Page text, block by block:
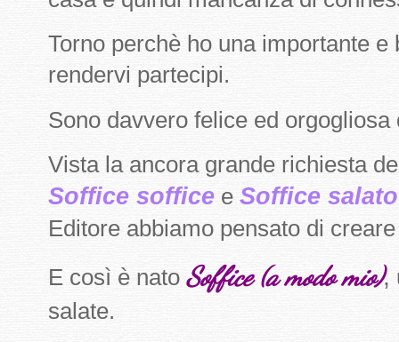
Torno perchè ho una importante
rendervi partecipi.
Sono davvero felice ed
Vista la ancora grande richiesta
Soffice soffice e Soffice salato
Editore abbiamo pensato di
E così è nato Soffice (a modo mio),
salate.